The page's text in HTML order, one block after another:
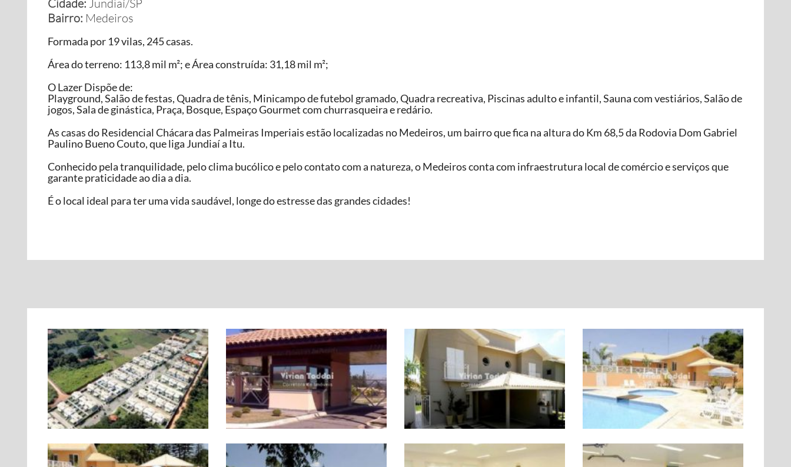
Cidade: Jundiaí/SP
Bairro: Medeiros
Formada por 19 vilas, 245 casas.
Área do terreno: 113,8 mil m²; e Área construída: 31,18 mil m²;
O Lazer Dispõe de:
Playground, Salão de festas, Quadra de tênis, Minicampo de futebol gramado, Quadra recreativa, Piscinas adulto e infantil, Sauna com vestiários, Salão de
jogos, Sala de ginástica, Praça, Bosque, Espaço Gourmet com churrasqueira e redário.
As casas do Residencial Chácara das Palmeiras Imperiais estão localizadas no Medeiros, um bairro que fica na altura do Km 68,5 da Rodovia Dom Gabriel
Paulino Bueno Couto, que liga Jundiaí a Itu.
Conhecido pela tranquilidade, pelo clima bucólico e pelo contato com a natureza, o Medeiros conta com infraestrutura local de comércio e serviços que
garante praticidade ao dia a dia.
É o local ideal para ter uma vida saudável, longe do estresse das grandes cidades!